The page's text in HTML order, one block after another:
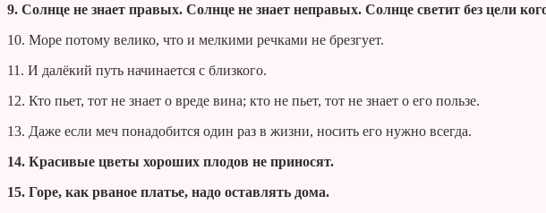
9. Солнце не знает правых. Солнце не знает неправых. Солнце светит без цели
10. Море потому велико, что и мелкими речками не брезгует.
11. И далёкий путь начинается с близкого.
12. Кто пьет, тот не знает о вреде вина; кто не пьет, тот не знает о его пользе.
13. Даже если меч понадобится один раз в жизни, носить его нужно всегда.
14. Красивые цветы хороших плодов не приносят.
15. Горе, как рваное платье, надо оставлять дома.